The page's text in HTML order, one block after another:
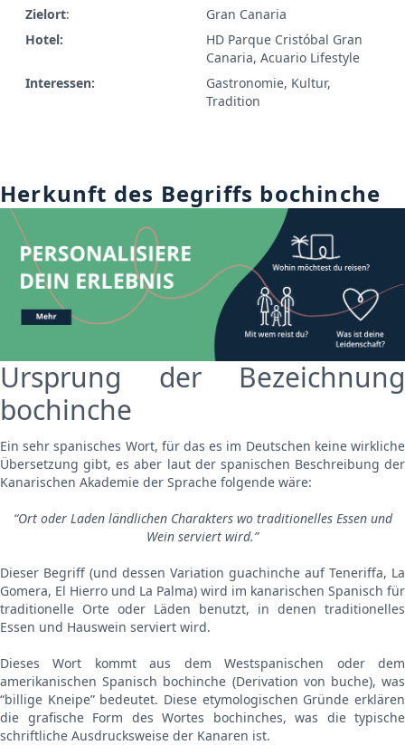
Zielort:
Gran Canaria
Hotel:
HD Parque Cristóbal Gran
Canaria, Acuario Lifestyle
Interessen:
Gastronomie, Kultur,
Tradition
Herkunft des Begriffs bochinche
Ursprung der Bezeichnung
bochinche
Ein sehr spanisches Wort, für das es im Deutschen keine wirkliche
Übersetzung gibt, es aber laut der spanischen Beschreibung der
Kanarischen Akademie der Sprache folgende wäre:
“Ort oder Laden ländlichen Charakters wo traditionelles Essen und
Wein serviert wird.”
Dieser Begriff (und dessen Variation guachinche auf Teneriffa, La
Gomera, El Hierro und La Palma) wird im kanarischen Spanisch für
traditionelle Orte oder Läden benutzt, in denen traditionelles
Essen und Hauswein serviert wird.
Dieses Wort kommt aus dem Westspanischen oder dem
amerikanischen Spanisch bochinche (Derivation von buche), was
“billige Kneipe” bedeutet. Diese etymologischen Gründe erklären
die grafische Form des Wortes bochinches, was die typische
schriftliche Ausdrucksweise der Kanaren ist.